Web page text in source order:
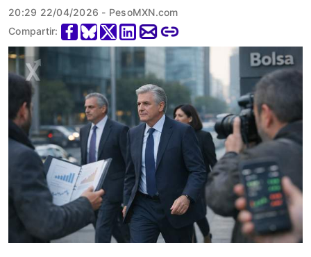
20:29 22/04/2026 - PesoMXN.com
Compartir: